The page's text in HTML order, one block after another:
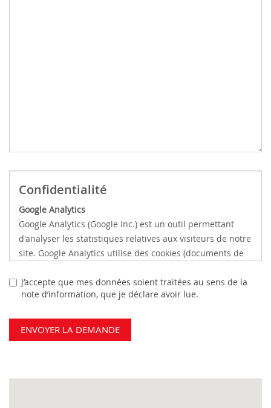
Confidentialité
Google Analytics
Google Analytics (Google Inc.) est un outil permettant
d'analyser les statistiques relatives aux visiteurs de notre
site. Google Analytics utilise des cookies (documents de
l'interaction de l'utilisateur sur le site et d'élaborer des
rapports, lesquels sont ensuite partagés avec les autres
Google pourrait utiliser les informations recueillies pour
personnaliser et contextualiser les annonces de son
J’accepte que mes données soient traitées au sens de la
note d’information, que je déclare avoir lue.
ENVOYER LA DEMANDE